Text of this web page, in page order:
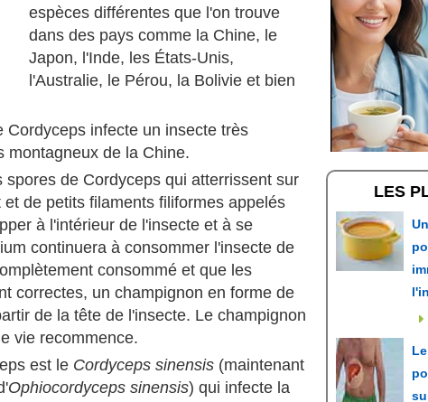
espèces différentes que l'on trouve
dans des pays comme la Chine, le
Japon, l'Inde, les États-Unis,
l'Australie, le Pérou, la Bolivie et bien
infecte un insecte très
montagneux de la Chine.
de Cordyceps qui atterrissent sur
de petits filaments filiformes appelés
à l'intérieur de l'insecte et à se
continuera à consommer l'insecte de
consommé et que les
correctes, un champignon en forme de
de la tête de l'insecte. Le champignon
vie recommence.
est le Cordyceps sinensis (maintenant
Ophiocordyceps sinensis) qui infecte la
LES